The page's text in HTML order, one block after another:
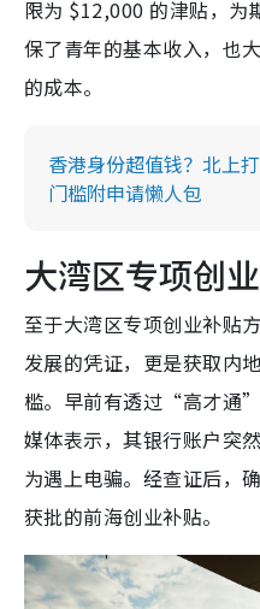
限为 $12,000 的津贴，为
保了青年的基本收入，也
的成本。
香港身份超值钱？北上
门槛附申请懒人包
大湾区专项创
至于大湾区专项创业补贴
发展的凭证，更是获取内
槛。早前有透过“高才通
媒体表示，其银行账户突
为遇上电骗。经查证后
获批的前海创业补贴。